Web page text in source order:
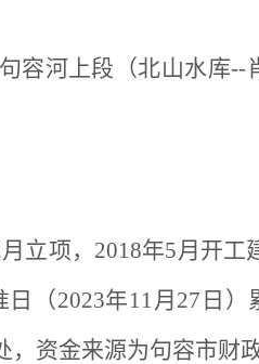
容河上段（北山水库--
立项，2018年5月开工
（2023年11月27日）
资金来源为句容市财政